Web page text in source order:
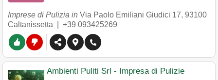
Imprese di Pulizia in Via Paolo Emiliani Giudici 17, 93100
Caltanissetta
+39 093425269
Ambienti Puliti Srl - Impresa di Pulizie